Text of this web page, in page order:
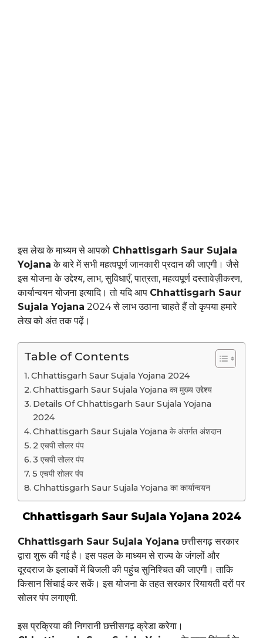
इस लेख के माध्यम से आपको Chhattisgarh Saur Sujala
Yojana के बारे में सभी महत्वपूर्ण जानकारी प्रदान की जाएगी। जैसे
इस योजना के उद्देश्य, लाभ, सुविधाएँ, पात्रता, महत्वपूर्ण दस्तावेज़ीकरण,
कार्यान्वयन योजना इत्यादि। तो यदि आप Chhattisgarh Saur
Sujala Yojana 2024 से लाभ उठाना चाहते हैं तो कृपया हमारे
लेख को अंत तक पढ़ें।
Table of Contents
Chhattisgarh Saur Sujala Yojana 2024
Chhattisgarh Saur Sujala Yojana का मुख्य उद्देश्य
Details Of Chhattisgarh Saur Sujala Yojana
2024
Chhattisgarh Saur Sujala Yojana के अंतर्गत अंशदान
2 एचपी सोलर पंप
3 एचपी सोलर पंप
5 एचपी सोलर पंप
Chhattisgarh Saur Sujala Yojana का कार्यान्वयन
Chhattisgarh Saur Sujala Yojana 2024
Chhattisgarh Saur Sujala Yojana छत्तीसगढ़ सरकार
द्वारा शुरू की गई है। इस पहल के माध्यम से राज्य के जंगलों और
दूरदराज के इलाकों में बिजली की पहुंच सुनिश्चित की जाएगी। ताकि
किसान सिंचाई कर सकें। इस योजना के तहत सरकार रियायती दरों पर
सोलर पंप लगाएगी.
इस प्रक्रिया की निगरानी छत्तीसगढ़ क्रेडा करेगा।